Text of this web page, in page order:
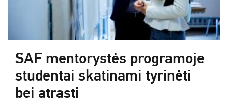
SAF mentorystės programoje
studentai skatinami tyrinėti
bei atrasti